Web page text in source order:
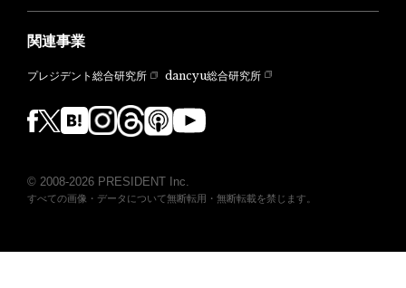
関連事業
プレジデント総合研究所 dancyu総合研究所
© 2008-2026 PRESIDENT Inc.
すべての画像・データについて無断転用・無断転載を禁じます。